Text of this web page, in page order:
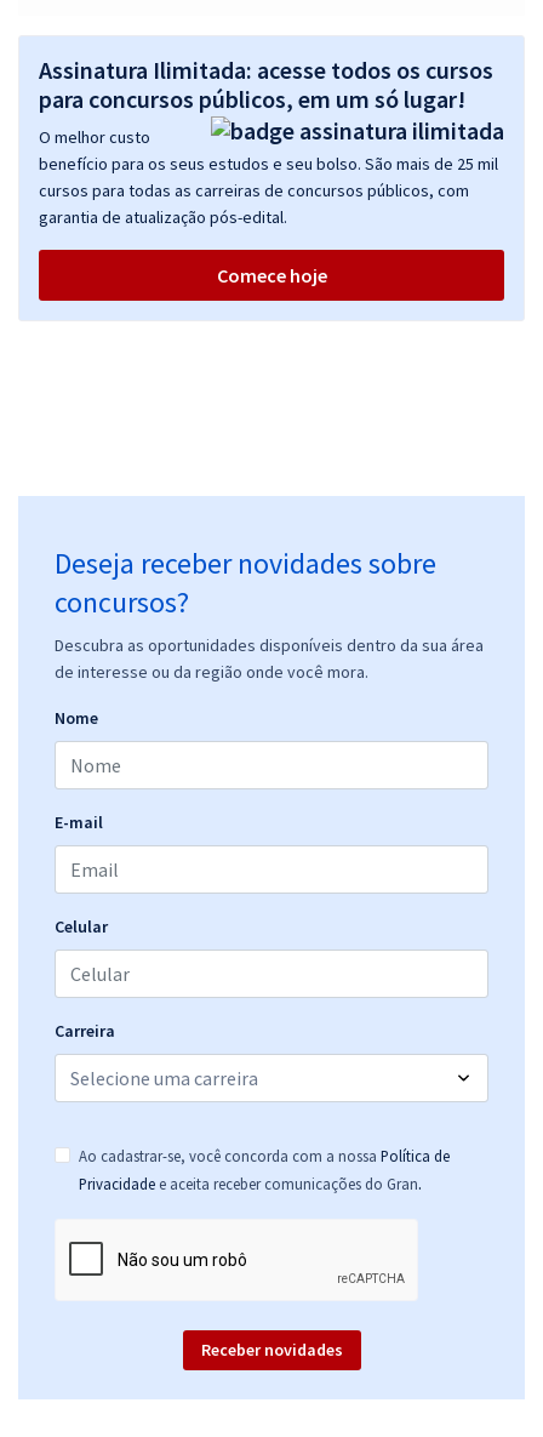
R$ 287,92à vista
ou 12x de R$23,99
Economize R$ 71,98 (-20%)
Comprar
FIOCRUZ - Fundação Oswaldo Cruz - Tecnologista em Saúde Pública -
Perfil: Jornalista Web
R$ 311,92à vista
Perfil: Gestão de Materiais/Patrimônio
Economize R$ 77,98 (-20%)
para a Área de Atuação: Gestão Pública - Perfil: Gestão de
R$ 231,92à vista
Economize R$ 57,98 (-20%)
Comprar
FIOCRUZ - Fundação Oswaldo Cruz - Analista em Saúde Pública -
30,66
Comprar
Assinatura Ilimitada: acesse todos os cursos
para concursos públicos, em um só lugar!
O melhor custo
benefício para os seus estudos e seu bolso. São mais de 25 mil
cursos para todas as carreiras de concursos públicos, com
garantia de atualização pós-edital.
Comece hoje
Deseja receber novidades sobre
concursos?
Descubra as oportunidades disponíveis dentro da sua área
de interesse ou da região onde você mora.
Nome
E-mail
Celular
Carreira
Ao cadastrar-se, você concorda com a nossa Política de
Privacidade e aceita receber comunicações do Gran.
Receber novidades